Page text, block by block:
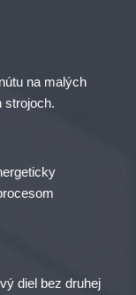
na malých
strojoch.
diel bez druhej